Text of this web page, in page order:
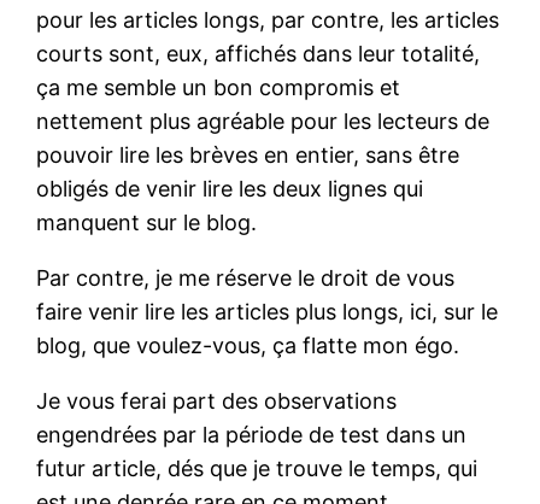
pour les articles longs, par contre, les articles
courts sont, eux, affichés dans leur totalité,
ça me semble un bon compromis et
nettement plus agréable pour les lecteurs de
pouvoir lire les brèves en entier, sans être
obligés de venir lire les deux lignes qui
manquent sur le blog.
Par contre, je me réserve le droit de vous
faire venir lire les articles plus longs, ici, sur le
blog, que voulez-vous, ça flatte mon égo.
Je vous ferai part des observations
engendrées par la période de test dans un
futur article, dés que je trouve le temps, qui